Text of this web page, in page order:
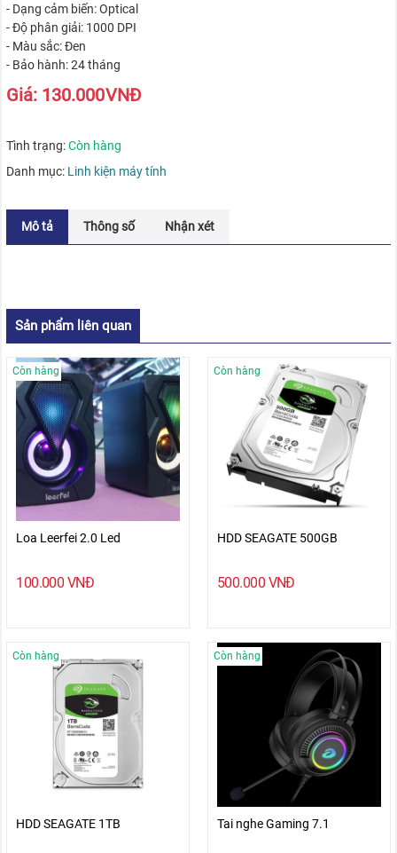
- Dạng cảm biến: Optical
- Độ phân giải: 1000 DPI
- Màu sắc: Đen
- Bảo hành: 24 tháng
Giá: 130.000VNĐ
Tình trạng:Còn hàng
Danh mục: Linh kiện máy tính
Mô tả Thông số Nhận xét
Sản phẩm liên quan
Loa Leerfei 2.0 Led
Còn hàng
100.000 VNĐ
HDD SEAGATE 500GB
Còn hàng
500.000 VNĐ
HDD SEAGATE 1TB
Còn hàng
Tai nghe Gaming 7.1
Còn hàng